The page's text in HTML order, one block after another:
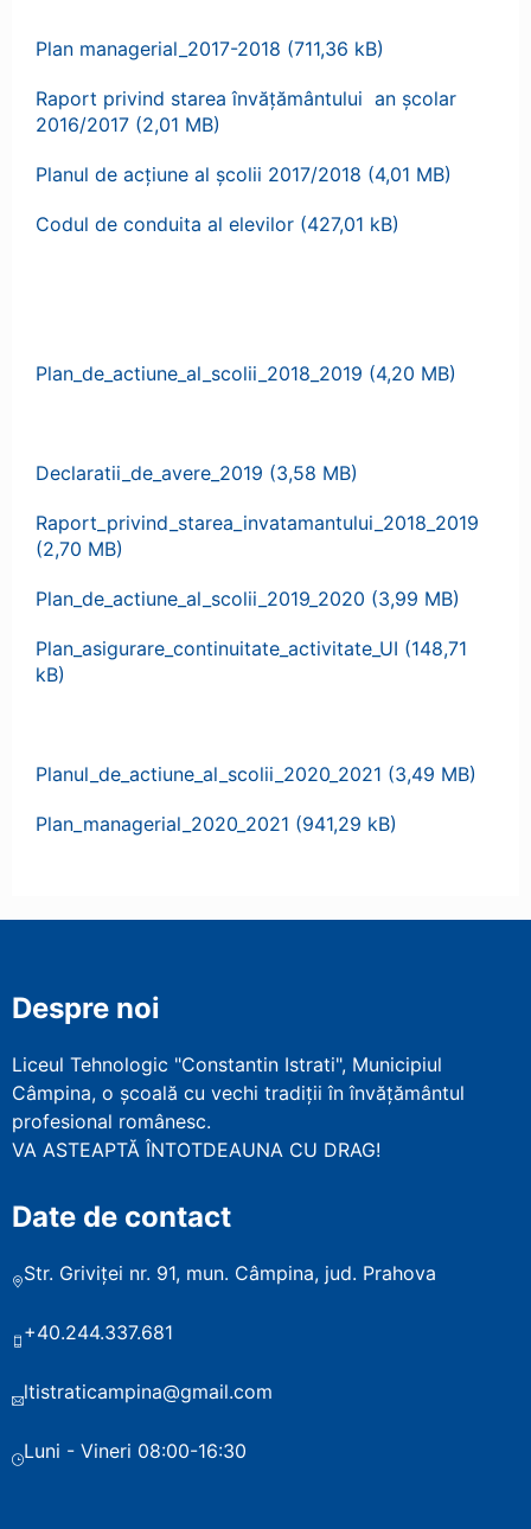
Plan managerial_2017-2018
Raport privind starea învăţământului an şcolar
2016/2017
Planul de acţiune al şcolii 2017/2018
Codul de conduita al elevilor
Plan_de_actiune_al_scolii_2018_2019
Declaratii_de_avere_2019
Raport_privind_starea_invatamantului_2018_2019
Plan_de_actiune_al_scolii_2019_2020
Plan_asigurare_continuitate_activitate_UI
Planul_de_actiune_al_scolii_2020_2021
Plan_managerial_2020_2021
Despre noi
Liceul Tehnologic "Constantin Istrati", Municipiul
Câmpina, o școală cu vechi tradiții în învățământul
profesional românesc.
VA ASTEAPTĂ ÎNTOTDEAUNA CU DRAG!
Date de contact
Str. Griviței nr. 91, mun. Câmpina, jud. Prahova
+40.244.337.681
ltistraticampina@gmail.com
Luni - Vineri 08:00-16:30